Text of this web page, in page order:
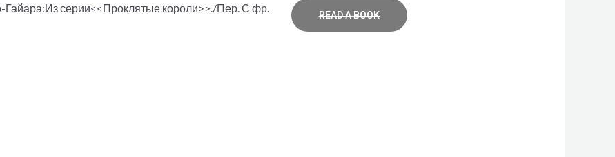
серии<<Проклятые короли>>./Пер. С фр.
READ A BOOK